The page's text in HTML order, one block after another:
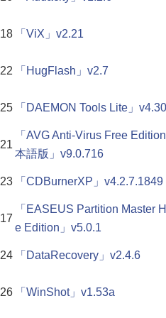
18 「ViX」v2.21
22 「HugFlash」v2.7
25 「DAEMON Tools Lite」
21
「AVG Anti-Virus Free
本語版」v9.0.716
23 「CDBurnerXP」v4.2.7.1849
17
「EASEUS Partition Master
e Edition」v5.0.1
24 「DataRecovery」v2.4.6
26 「WinShot」v1.53a